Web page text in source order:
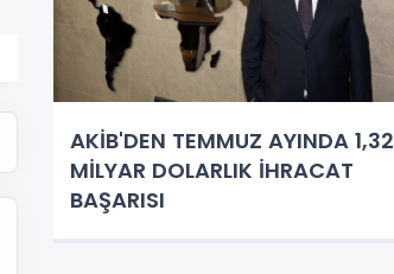
AKİB'DEN TEMMUZ AYINDA 1,32
MİLYAR DOLARLIK İHRACAT
BAŞARISI